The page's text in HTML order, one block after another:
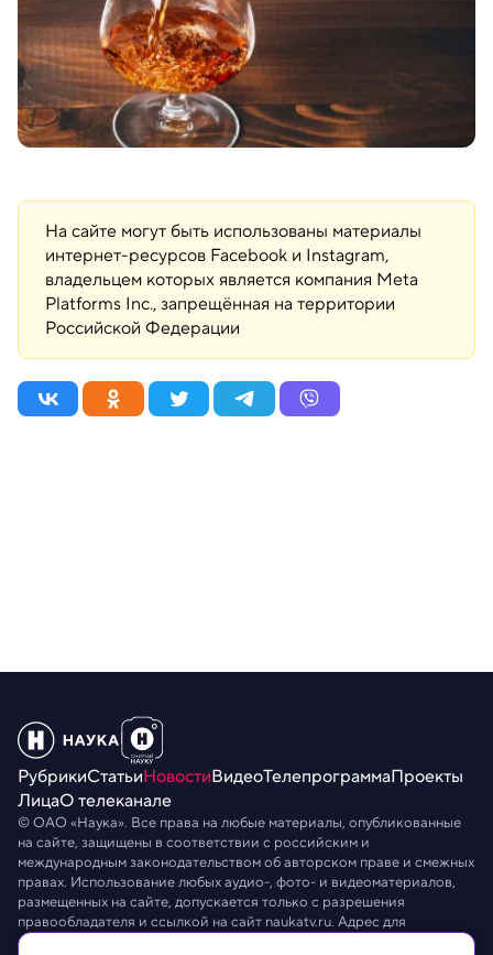
На сайте могут быть использованы материалы
интернет-ресурсов Facebook и Instagram,
владельцем которых является компания Meta
Platforms Inc., запрещённая на территории
Российской Федерации
РубрикиСтатьиНовостиВидеоТелепрограммаПроекты
ЛицаО телеканале
© ОАО «Наука». Все права на любые материалы, опубликованные
на сайте, защищены в соответствии с российским и
международным законодательством об авторском праве и смежных
правах. Использование любых аудио-, фото- и видеоматериалов,
размещенных на сайте, допускается только с разрешения
правообладателя и ссылкой на сайт naukatv.ru. Адрес для
направления юридически значимых сообщений: